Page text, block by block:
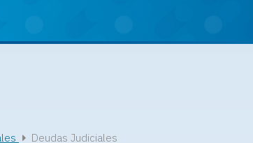
Deudas Judiciales